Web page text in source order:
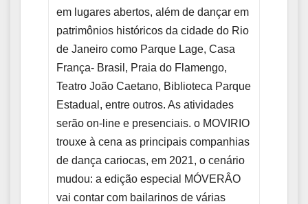
em lugares abertos, além de dançar em
patrimônios históricos da cidade do Rio
de Janeiro como Parque Lage, Casa
França- Brasil, Praia do Flamengo,
Teatro João Caetano, Biblioteca Parque
Estadual, entre outros. As atividades
serão on-line e presenciais. o MOVIRIO
trouxe à cena as principais companhias
de dança cariocas, em 2021, o cenário
mudou: a edição especial MÓVERÂO
vai contar com bailarinos de várias